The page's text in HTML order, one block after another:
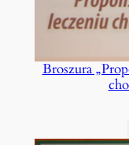
Broszura